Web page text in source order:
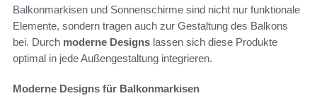
Balkonmarkisen und Sonnenschirme sind nicht nur funktionale
Elemente, sondern tragen auch zur Gestaltung des Balkons
bei. Durch moderne Designs lassen sich diese Produkte
optimal in jede Außengestaltung integrieren.
Moderne Designs für Balkonmarkisen